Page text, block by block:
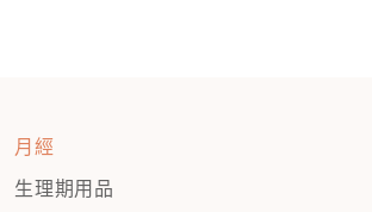
月經
生理期用品